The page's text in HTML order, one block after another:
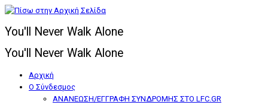
Μετάβαση
περιεχόμενο
You'll Never Walk Alone
You'll Never Walk Alone
Αρχική
Ο Σύνδεσμος
ΑΝΑΝΕΩΣΗ/ΕΓΓΡΑΦΗ ΣΥΝΔΡΟΜΗΣ ΣΤΟ LFC.GR